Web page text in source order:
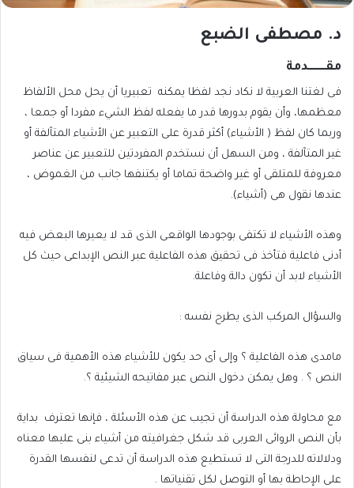
د. مصطفى الضبع
مقـــــــدمة
فى لغتنا العربية لا نكاد نجد لفظا يمكنه تعبيريا أن يحل محل الألفاظ
معظمها، وأن يقوم بدورها قدر ما يفعله لفظ الشيء مفردا أو جمعا ،
وربما كان لفظ ( الأشياء) أكثر قدرة على التعبير عن الأشياء المتآلفة أو
غير المتآلفة ، ومن السهل أن نستخدم المفردتين للتعبير عن عناصر
معروفة للمتلقى أو غير واضحة تماما أو يكتنفها جانب من الغموض ،
عندها نقول هى (أشياء).
وهذه الأشياء لا تكتفى بوجودها الواقعى الذى قد لا يعيرها البعض فيه
أدنى فاعلية فتأخذ فى تحقيق هذه الفاعلية عبر النص الإبداعى حيث كل
الأشياء لابد أن تكون دالة وفاعلة.
والسؤال المركب الذى يطرح نفسه :
مامدى هذه الفاعلية ؟ وإلى أى حد يكون للأشياء هذه الأهمية فى سياق
النص ؟ . وهل يمكن دخول النص عبر مفاتيحه الشيئية ؟.
مع محاولة هذه الدراسة أن تجيب عن هذه الأسئلة ، فإنها تعترف
بداية
بأن النص الروائى العربى قد شكل جغرافيته من أشياء بنى عليها معناه
ودلالاته للدرجة التى لا تستطيع هذه الدراسة أن تدعى لنفسها القدرة
على الإحاطة بها أو التوصل لكل تقنياتها .